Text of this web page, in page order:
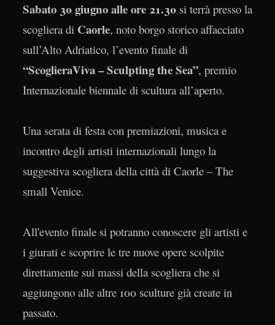
Sabato 30 giugno alle ore 21.30si terrà presso la
scogliera di Caorle, noto borgo storico affacciato
sull’Alto Adriatico, l’evento finale di
“ScoglieraViva – Sculpting the Sea”, premio
Internazionale biennale di scultura all’aperto.
Una serata di festa con premiazioni, musica e
incontro degli artisti internazionali lungo la
suggestiva scogliera della città di Caorle – The
small Venice.
All'evento finale si potranno conoscere gli artisti e
i giurati e scoprire le tre nuove opere scolpite
direttamente sui massi della scogliera che si
aggiungono alle altre 100 sculture già create in
passato.